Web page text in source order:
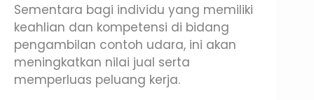
Sementara bagi individu yang memiliki
keahlian dan kompetensi di bidang
pengambilan contoh udara, ini akan
meningkatkan nilai jual serta
memperluas peluang kerja.